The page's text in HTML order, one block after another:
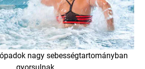
nagy sebességtartományban